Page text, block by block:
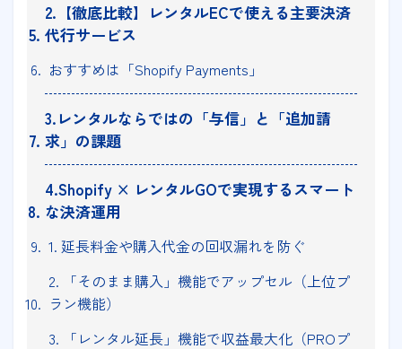
2.【徹底比較】レンタルECで使える主要決済
代行サービス
おすすめは「Shopify Payments」
3.レンタルならではの「与信」と「追加請
求」の課題
4.Shopify × レンタルGOで実現するスマート
な決済運用
1. 延長料金や購入代金の回収漏れを防ぐ
2. 「そのまま購入」機能でアップセル（上位プ
ラン機能）
3. 「レンタル延長」機能で収益最大化（PROプ